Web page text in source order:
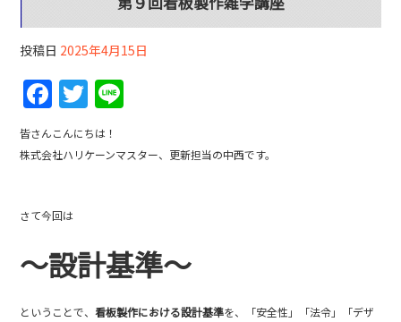
投稿日 2025年4月15日
F
a
c
b
o
T
w
itt e
皆さんこんにちは！
株式会社ハリケーンマスター、更新担当の中西です。
さて今回は
～設計基準～
ということで、看板製作における設計基準を、「安全性」「法令」「デザ